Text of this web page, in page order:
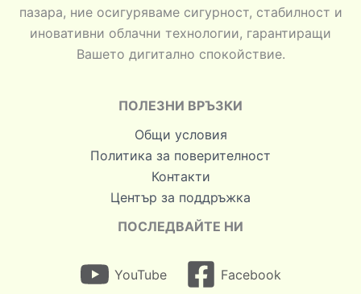
пазара, ние осигуряваме сигурност, стабилност и
иновативни облачни технологии, гарантиращи
Вашето дигитално спокойствие.
ПОЛЕЗНИ ВРЪЗКИ
Общи условия
Политика за поверителност
Контакти
Център за поддръжка
ПОСЛЕДВАЙТЕ НИ
YouTube Facebook